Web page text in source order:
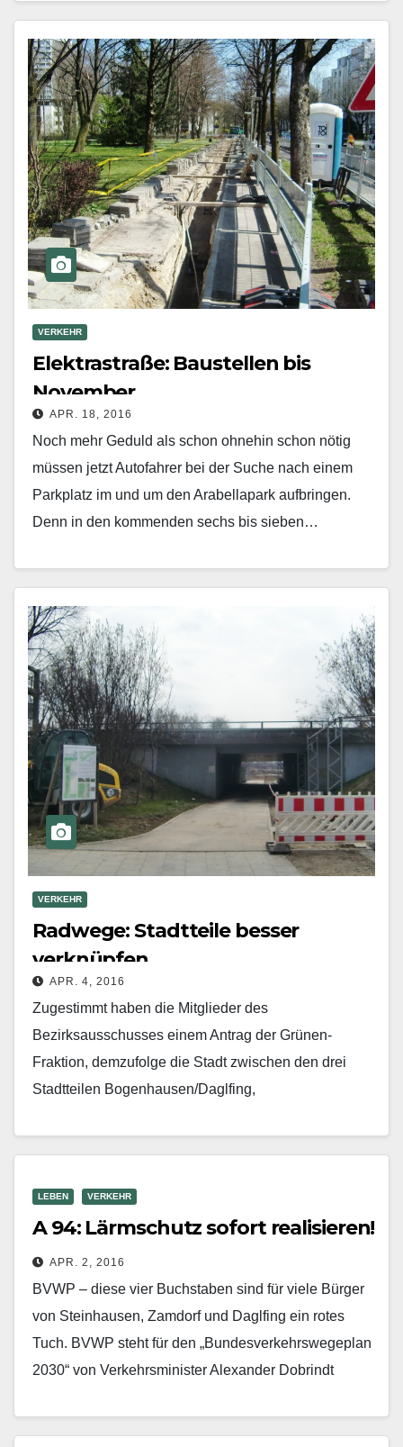
Mehr erfahren
VERKEHR
Elektrastraße: Baustellen bis
November
APR. 18, 2016
Noch mehr Geduld als schon ohnehin schon nötig
müssen jetzt Autofahrer bei der Suche nach einem
Parkplatz im und um den Arabellapark aufbringen.
Denn in den kommenden sechs bis sie­ben…
VERKEHR
Radwege: Stadtteile besser
verknüpfen
APR. 4, 2016
Zugestimmt haben die Mitglieder des
Bezirksausschusses einem Antrag der Grünen-
Fraktion, dem­zufolge die Stadt zwischen den drei
Stadtteilen Bogenhausen/Daglfing,
LEBEN VERKEHR
A 94: Lärmschutz sofort realisieren!
APR. 2, 2016
BVWP – diese vier Buchstaben sind für viele Bürger
von Steinhausen, Zamdorf und Daglfing ein rotes
Tuch. BVWP steht für den „Bundesverkehrswegeplan
2030“ von Verkehrsminister Alexander Dobrindt
Mehr erfahren